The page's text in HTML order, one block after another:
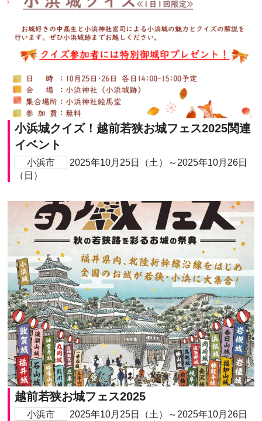
小浜城クイズ！越前若狭お城フェス2025関連
イベント
小浜市
2025年10月25日（土）～2025年10月26日
（日）
越前若狭お城フェス2025
小浜市
2025年10月25日（土）～2025年10月26日